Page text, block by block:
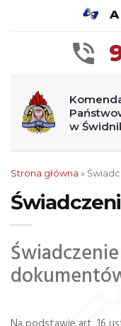
A
w
Strona główna »